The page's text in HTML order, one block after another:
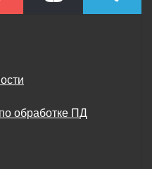
обработке ПД